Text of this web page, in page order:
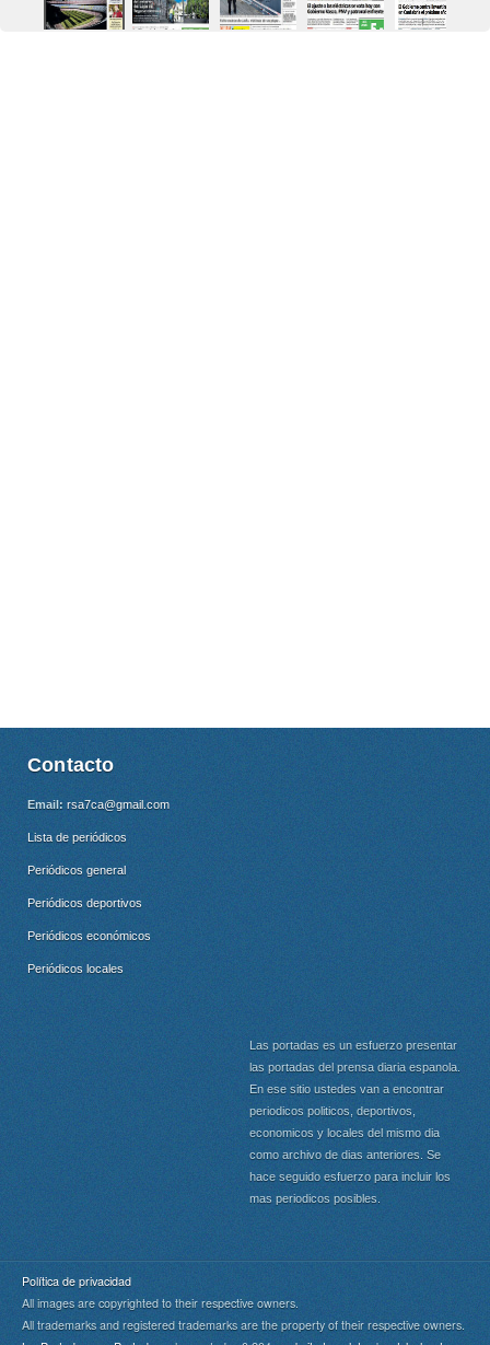
Contacto
Email: rsa7ca@gmail.com
Lista de periódicos
Periódicos general
Periódicos deportivos
Periódicos económicos
Periódicos locales
Las portadas es un esfuerzo presentar
las portadas del prensa diaria espanola.
En ese sitio ustedes van a encontrar
periodicos politicos, deportivos,
economicos y locales del mismo dia
como archivo de dias anteriores. Se
hace seguido esfuerzo para incluir los
mas periodicos posibles.
Política de privacidad
All images are copyrighted to their respective owners.
All trademarks and registered trademarks are the property of their respective owners.